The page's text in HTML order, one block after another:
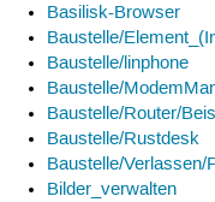
Basilisk-Browser
Baustelle/
Baustelle/linphone
Baustelle/
Baustelle/Router/
Baustelle/Rustdesk
Baustelle/Verlassen/
Bilder_verwalten